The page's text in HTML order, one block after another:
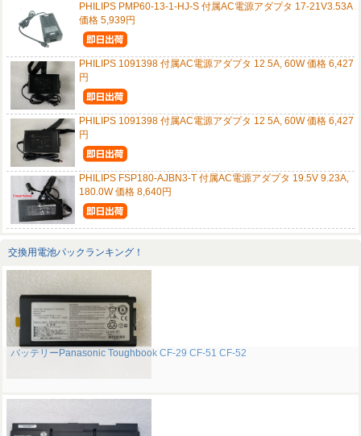
PHILIPS PMP60-13-1-HJ-S 付属AC電源アダプタ 17-21V3.53A
価格 5,939円
PHILIPS 1091398 付属AC電源アダプタ 12 5A, 60W 価格 6,427
円
PHILIPS 1091398 付属AC電源アダプタ 12 5A, 60W 価格 6,427
円
PHILIPS FSP180-AJBN3-T 付属AC電源アダプタ 19.5V 9.23A,
180.0W 価格 8,640円
交換用電池パックランキング！
バッテリーPanasonic Toughbook CF-29 CF-51 CF-52